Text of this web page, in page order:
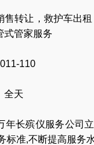
售转让 ， 救护车出租
式管家服务
110
全天
年长殡仪服务公司
标准,不断提高服务